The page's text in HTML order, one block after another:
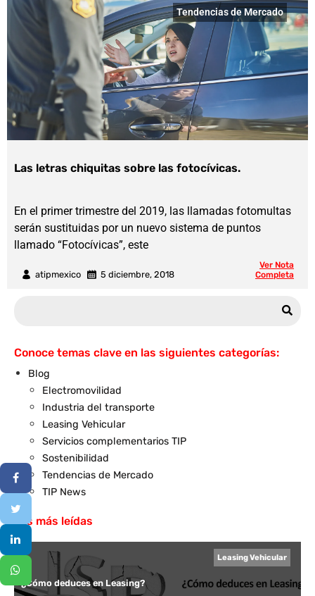
Las letras chiquitas sobre las fotocívicas.
atipmexico 5 diciembre, 2018
Tendencias de Mercado
En el primer trimestre del 2019, las llamadas fotomultas
serán sustituidas por un nuevo sistema de puntos
llamado “Fotocívicas”, este
Ver Nota
Completa
Conoce temas clave en las siguientes categorías:
Blog
Electromovilidad
Industria del transporte
Leasing Vehicular
Servicios complementarios TIP
Sostenibilidad
Tendencias de Mercado
TIP News
Las más leídas
Leasing Vehicular
¿Cómo deduces en Leasing?